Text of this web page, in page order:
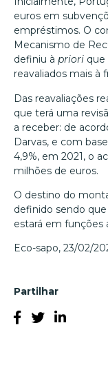
euros em
empréstimos. O
Mecanismo de
definiu à priori que
reavaliados mais à
Das reavaliações
que terá uma
a receber: de
Darvas, e com
4,9%, em 2021, o
milhões de euros.
O destino do
definido sendo
estará em funções
Eco-sapo, 23/02/
Partilhar